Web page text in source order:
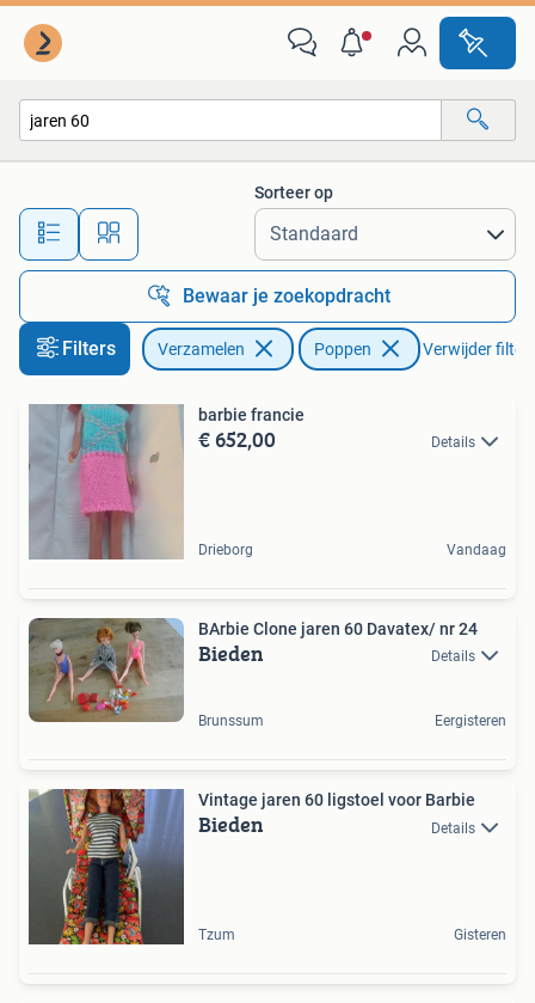
Alle afstanden…
Sorteer op
Bewaar je zoekopdracht
Filters Verzamelen Poppen Verwijder
barbie francie
€ 652,00 Details
Drieborg Vandaag
BArbie Clone jaren 60 Davatex/ nr 24
Bieden Details
Brunssum Eergisteren
Vintage jaren 60 ligstoel voor Barbie
Bieden Details
Tzum Gisteren